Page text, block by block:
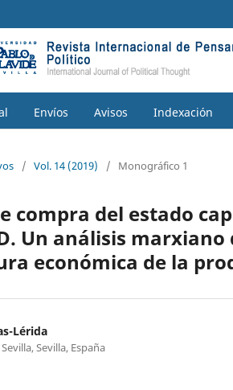
Envíos Avisos Indexación
/ Vol. 14 (2019) / Monográfico 1
compra del estado
Un análisis
económica de la
Lérida
Sevilla, España